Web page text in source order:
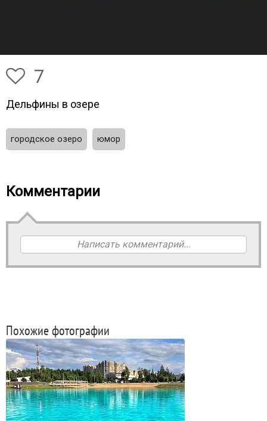
7
Дельфины в озере
городское озеро юмор
Комментарии
Написать комментарий...
Похожие фотографии